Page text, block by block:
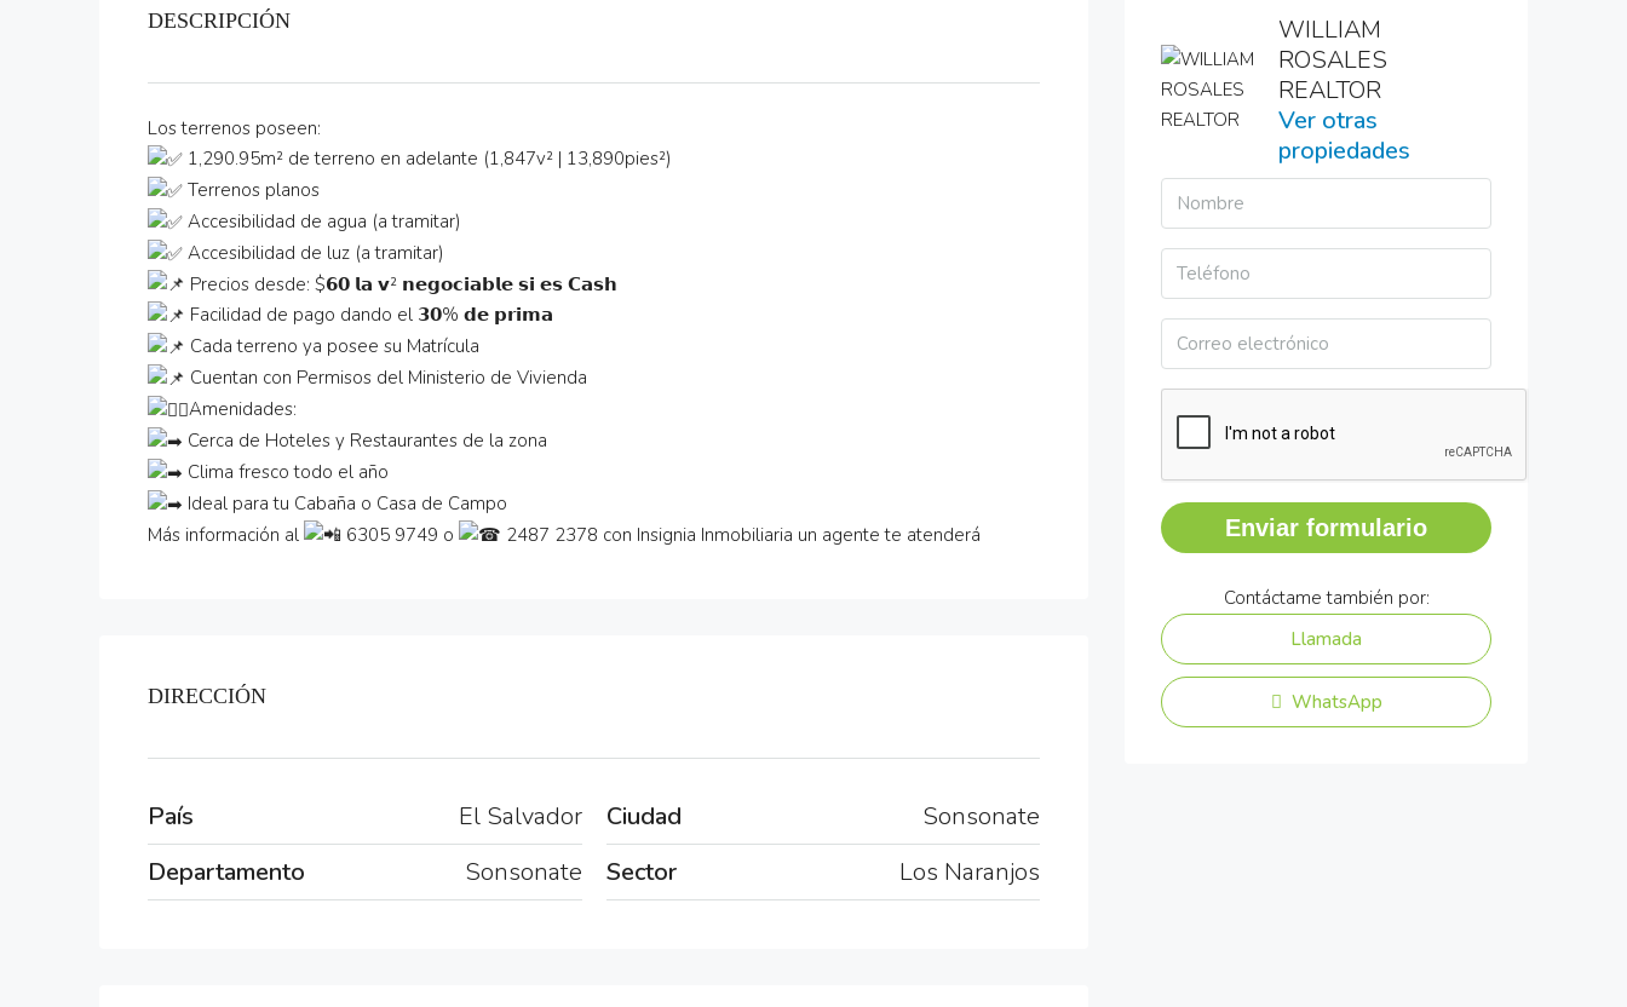
DESCRIPCIÓN
Los terrenos poseen:
1,290.95m² de terreno en adelante (1,847v² | 13,890pies²)
Terrenos planos
Accesibilidad de agua (a tramitar)
Accesibilidad de luz (a tramitar)
Precios desde: $𝟲𝟬 𝗹𝗮 𝘃² 𝗻𝗲𝗴𝗼𝗰𝗶𝗮𝗯𝗹𝗲 𝘀𝗶 𝗲𝘀 𝗖𝗮𝘀𝗵
Facilidad de pago dando el 𝟯𝟬% 𝗱𝗲 𝗽𝗿𝗶𝗺𝗮
Cada terreno ya posee su Matrícula
Cuentan con Permisos del Ministerio de Vivienda
Amenidades:
Cerca de Hoteles y Restaurantes de la zona
Clima fresco todo el año
Ideal para tu Cabaña o Casa de Campo
Más información al
6305 9749 o 2487 2378 con Insignia Inmobiliaria un agente te atenderá
DIRECCIÓN
País
El Salvador
Departamento
Sonsonate
Ciudad
Sonsonate
Sector
Los Naranjos
WILLIAM
ROSALES
REALTOR
Ver otras
propiedades
Enviar formulario
Contáctame también por:
Llamada
WhatsApp